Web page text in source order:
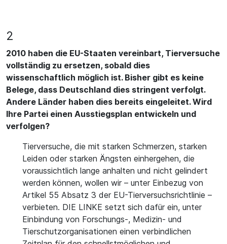
2
2010 haben die EU-Staaten vereinbart, Tierversuche
vollständig zu ersetzen, sobald dies
wissenschaftlich möglich ist. Bisher gibt es keine
Belege, dass Deutschland dies stringent verfolgt.
Andere Länder haben dies bereits eingeleitet. Wird
Ihre Partei einen Ausstiegsplan entwickeln und
verfolgen?
Tierversuche, die mit starken Schmerzen, starken
Leiden oder starken Ängsten einhergehen, die
voraussichtlich lange anhalten und nicht gelindert
werden können, wollen wir – unter Einbezug von
Artikel 55 Absatz 3 der EU-Tierversuchsrichtlinie –
verbieten. DIE LINKE setzt sich dafür ein, unter
Einbindung von Forschungs-, Medizin- und
Tierschutzorganisationen einen verbindlichen